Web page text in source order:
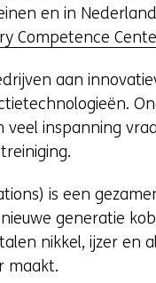
en in
Competence
aan
inspanning
is een
generatie
nikkel, ijzer en
maakt.